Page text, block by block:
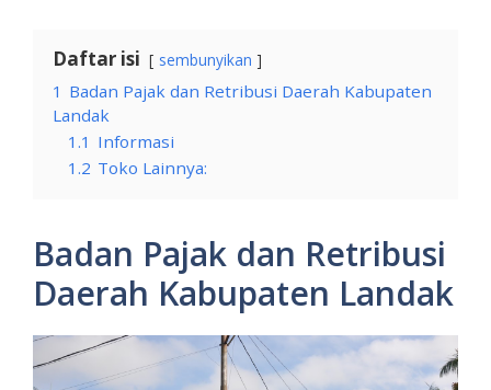
Daftar isi sembunyikan
1 Badan Pajak dan Retribusi Daerah Kabupaten
Landak
1.1 Informasi
1.2 Toko Lainnya:
Badan Pajak dan Retribusi
Daerah Kabupaten Landak